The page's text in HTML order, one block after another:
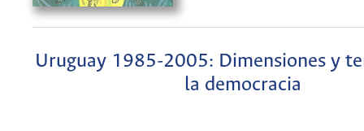
Uruguay 1985-2005: Dimensiones y
la democracia